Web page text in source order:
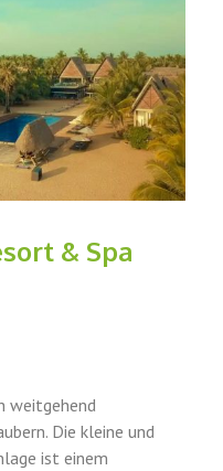
& Spa
weitgehend
Die kleine und
ist einem